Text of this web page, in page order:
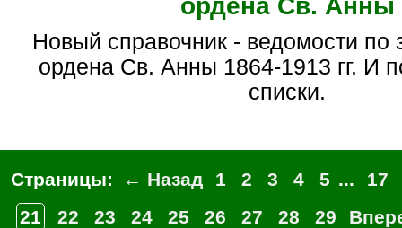
ордена Св. Анны
Новый справочник - ведомости по знаку отличия
ордена Св. Анны 1864-1913 гг. И
списки.
Страницы: ← Назад 1 2 3 4 5 ...
17
21
22 23 24 25 26 27 28 29